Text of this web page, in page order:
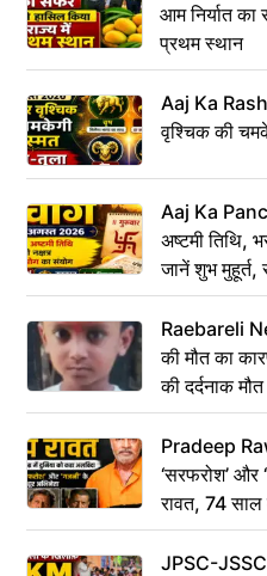
आम निर्यात
प्रथम स्थान
Aaj Ka
वृश्चिक की
Aaj Ka
अष्टमी तिथि,
जानें शुभ मुहूर्त,
Raebareli
की मौत का
की दर्दनाक मौत
Pradeep
‘सरफरोश’ और
रावत, 74 साल
JPSC-JSSC